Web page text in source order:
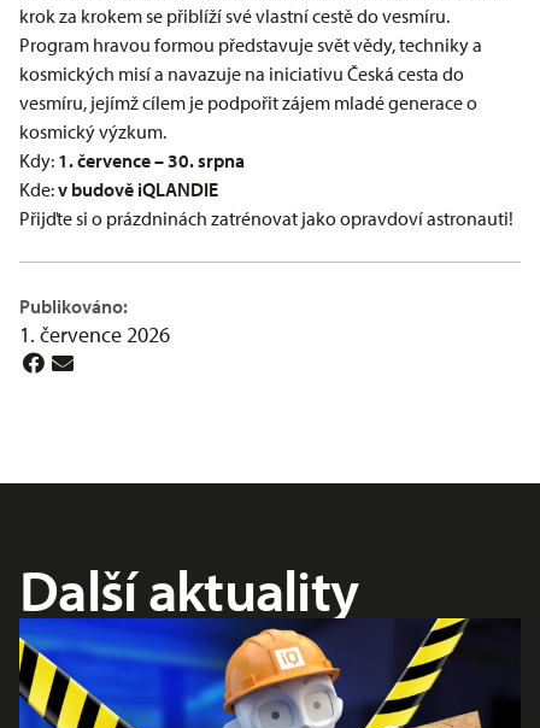
krok za krokem se přiblíží své vlastní cestě do vesmíru.
Program hravou formou představuje svět vědy, techniky a
kosmických misí a navazuje na iniciativu Česká cesta do
vesmíru, jejímž cílem je podpořit zájem mladé generace o
kosmický výzkum.
Kdy: 1. července – 30. srpna
Kde:v budově iQLANDIE
Přijďte si o prázdninách zatrénovat jako opravdoví astronauti!
Publikováno:
1. července 2026
Další aktuality